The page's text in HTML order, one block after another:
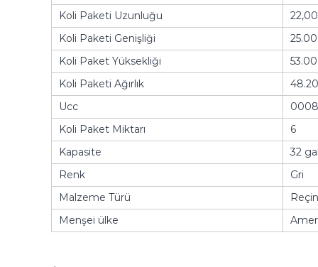
Koli Paketi Uzunluğu
22,00
Koli Paketi Genişliği
Koli Paket Yüksekliği
53.00
Koli Paketi Ağırlık
Ucc
Koli Paket Miktarı
6
Kapasite
32
Renk
Gri
Malzeme Türü
Menşei ülke